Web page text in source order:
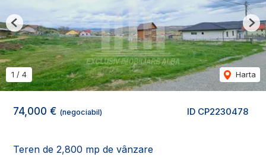
ID CP2230478
74,000 € (negociabil)
Teren de 2,800 mp de vânzare
1 / 4 Harta
Previous